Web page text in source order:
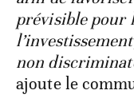
prévisible pour
non
ajoute le